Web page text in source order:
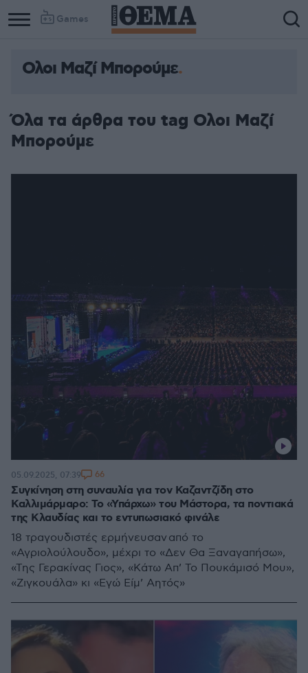
Games
Ολοι Μαζί Μπορούμε
Όλα τα άρθρα του tag Ολοι Μαζί
Μπορούμε
Συγκίνηση στη συναυλία για τον Καζαντζίδη στο
Καλλιμάρμαρο: Το «Υπάρχω» του Μάστορα, τα ποντιακά
της Κλαυδίας και το εντυπωσιακό φινάλε
18 τραγουδιστές ερμήνευσαν από το
«Αγριολούλουδο», μέχρι το «Δεν Θα Ξαναγαπήσω»,
«Της Γερακίνας Γιος», «Κάτω Απ’ Το Πουκάμισό Μου»,
«Ζιγκουάλα» κι «Εγώ Είμ’ Αητός»
05.09.2025, 07:39 66